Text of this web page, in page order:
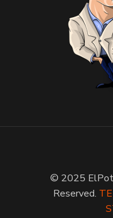
© 2025
Reserved.